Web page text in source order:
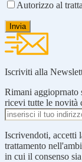
Autorizzo al
Iscriviti alla
Rimani aggioprnato
ricevi tutte le novità
Iscrivendoti, accetti
trattamento
in cui il consenso